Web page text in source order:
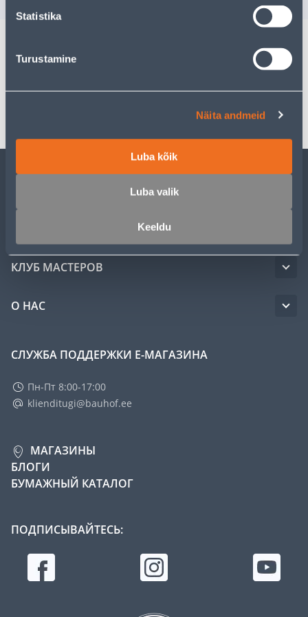
Statistika
Turustamine
Näita andmeid
Luba kõik
Luba valik
Keeldu
Спецификация
ОБСЛУЖИВАНИЕ ЧАСТНЫХ КЛИЕНТОВ
КЛУБ МАСТЕРОВ
О НАС
СЛУЖБА ПОДДЕРЖКИ Е-МАГАЗИНА
Пн-Пт 8:00-17:00
klienditugi@bauhof.ee
МАГАЗИНЫ
БЛОГИ
БУМАЖНЫЙ КАТАЛОГ
ПОДПИСЫВАЙТЕСЬ: